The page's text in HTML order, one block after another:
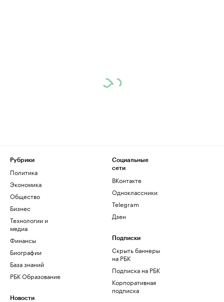
Рубрики
Политика
Экономика
Общество
Бизнес
Технологии и
медиа
Финансы
Биографии
База знаний
РБК Образование
Новости
Социальные
сети
ВКонтакте
Одноклассники
Telegram
Дзен
Подписки
Скрыть баннеры
на РБК
Подписка на РБК
Корпоративная
подписка